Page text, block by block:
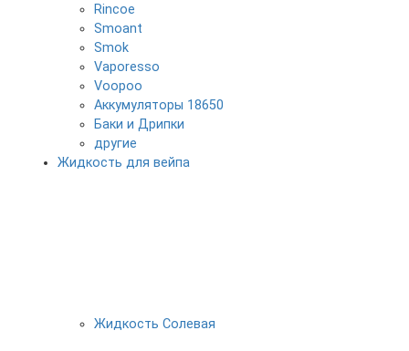
Rincoe
Smoant
Smok
Vaporesso
Voopoo
Аккумуляторы 18650
Баки и Дрипки
другие
Жидкость для вейпа
Жидкость Солевая